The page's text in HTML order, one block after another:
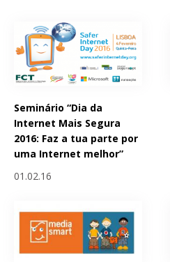
Seminário “Dia da
Internet Mais Segura
2016: Faz a tua parte por
uma Internet melhor”
01.02.16
Páginas